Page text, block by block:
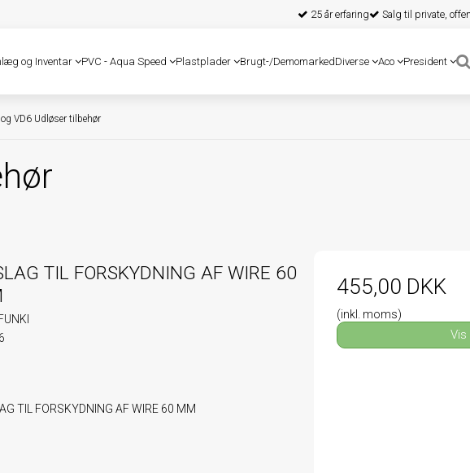
25 år erfaring Salg til private,
og Inventar PVC - Aqua Speed Plastplader Brugt-/DemomarkedDiverse Aco President
VD6 Udløser tilbehør
TIL FORSKYDNING AF WIRE 60
TIL FORSKYDNING AF WIRE 60 MM
455,00 DKK
(inkl. moms)